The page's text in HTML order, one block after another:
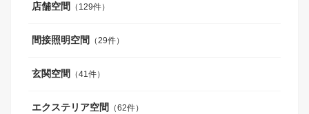
店舗空間 （129件）
間接照明空間 （29件）
玄関空間 （41件）
エクステリア空間 （62件）